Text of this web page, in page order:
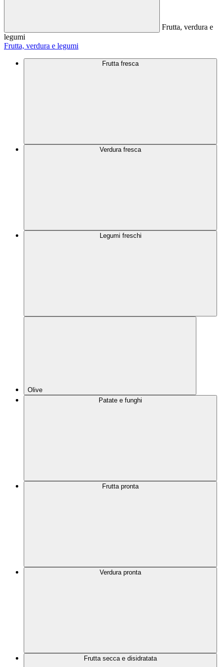
Frutta, verdura e
legumi
Frutta, verdura e legumi
Frutta fresca
Verdura fresca
Legumi freschi
Olive
Patate e funghi
Frutta pronta
Verdura pronta
Frutta secca e disidratata